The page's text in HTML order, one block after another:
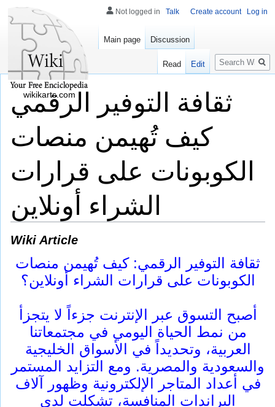
ثقافة التوفير الرقمي
كيف تُهيمن منصات
الكوبونات على قرارات
الشراء أونلاين
Wiki Article
ثقافة التوفير الرقمي: كيف تُهيمن منصات
الكوبونات على قرارات الشراء أونلاين؟
أصبح التسوق عبر الإنترنت جزءاً لا يتجزأ
من نمط الحياة اليومي في مجتمعاتنا
العربية، وتحديداً في الأسواق الخليجية
والسعودية والمصرية. ومع التزايد المستمر
في أعداد المتاجر الإلكترونية وظهور آلاف
البراندات المنافسة، تشكلت لدى
Not logged in Talk Create account Log in
Main page Discussion
Read Edit
Search
wikikarts.com